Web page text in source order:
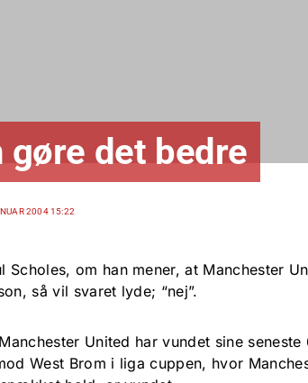
gøre det bedre
2004 15:22
Scholes, om han mener, at Manchester
så vil svaret lyde; “nej”.
United har vundet sine
West Brom i liga cuppen, hvor